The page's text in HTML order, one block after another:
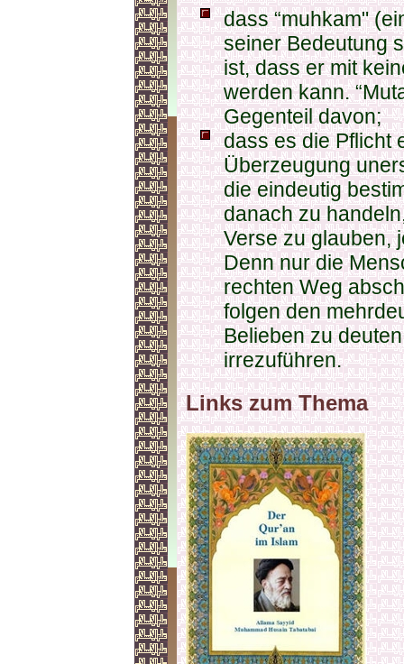
dass “muhkam"
seiner Bedeutung
ist, dass er mit
werden kann.
Gegenteil davon;
dass es die Pflicht
Überzeugung
die eindeutig
danach zu
Verse zu glauben,
Denn nur die
rechten Weg
folgen den
Belieben zu
irrezuführen.
Links zum Thema